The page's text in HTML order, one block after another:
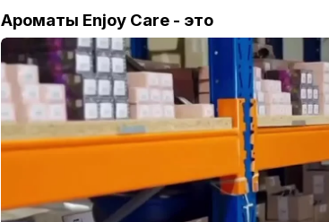
Ароматы Enjoy Care - это